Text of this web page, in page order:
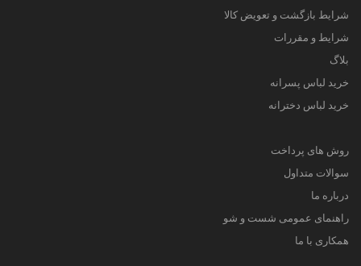
شرایط بازگشت و تعویض کالا
شرایط و مقررات
بلاگ
خرید لباس پسرانه
خرید لباس دخترانه
روش های پرداخت
سوالات متداول
درباره ما
راهنمای عمومی شست و شو
همکاری با ما